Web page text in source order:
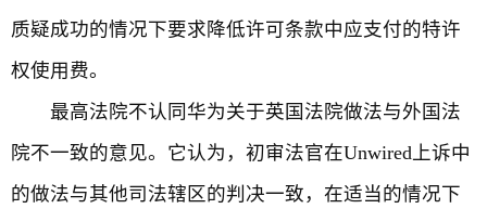
质疑成功的情况下要求降低许可条款中应支付的特许
权使用费。
最高法院不认同华为关于英国法院做法与外国法
院不一致的意见。它认为，初审法官在Unwired上诉中
的做法与其他司法辖区的判决一致，在适当的情况下